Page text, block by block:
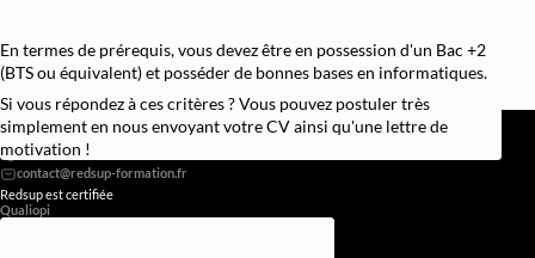
En termes de prérequis, vous devez être en possession d'un Bac +2
(BTS ou équivalent) et posséder de bonnes bases en informatiques.
Si vous répondez à ces critères ? Vous pouvez postuler très
simplement en nous envoyant votre CV ainsi qu'une lettre de
motivation !
REDSUP © 2026
98 Bd Victor Hugo, 92110 Clichy
0756838251
Redsup est certifiée
Qualiopi